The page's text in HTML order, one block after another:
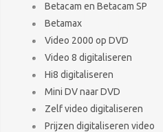
Betacam en Betacam SP
Betamax
Video 2000 op DVD
Video 8 digitaliseren
Hi8 digitaliseren
Mini DV naar DVD
Zelf video digitaliseren
Prijzen digitaliseren video